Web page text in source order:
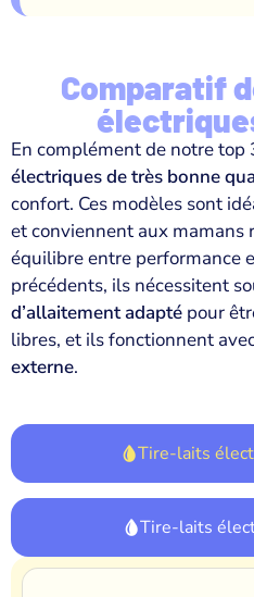
Comparatif
En complément de notre top
électriques de très bonne
confort. Ces modèles sont
et conviennent aux mamans
équilibre entre performance
précédents, ils nécessitent
d’allaitement adapté pour
libres, et ils fonctionnent
externe.
Tire-
Tire-